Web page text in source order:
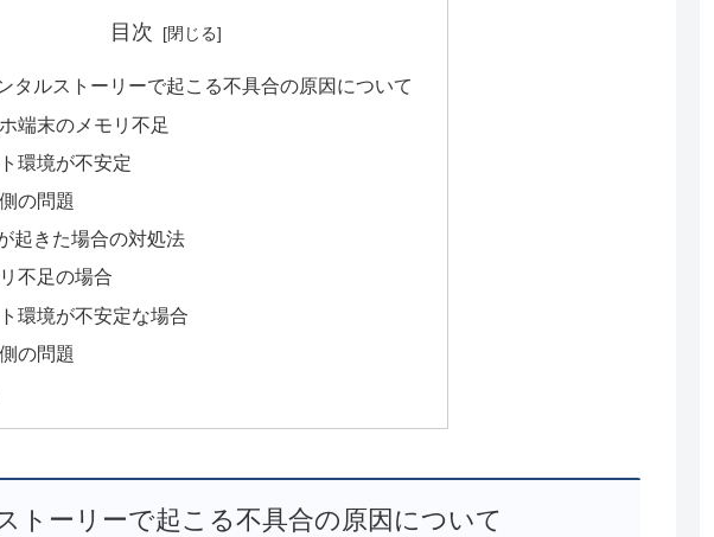
目次
タルストーリーで起こる不具合の原因について
端末のメモリ不足
環境が不安定
の問題
起きた場合の対処法
不足の場合
環境が不安定な場合
の問題
トーリーで起こる不具合の原因について